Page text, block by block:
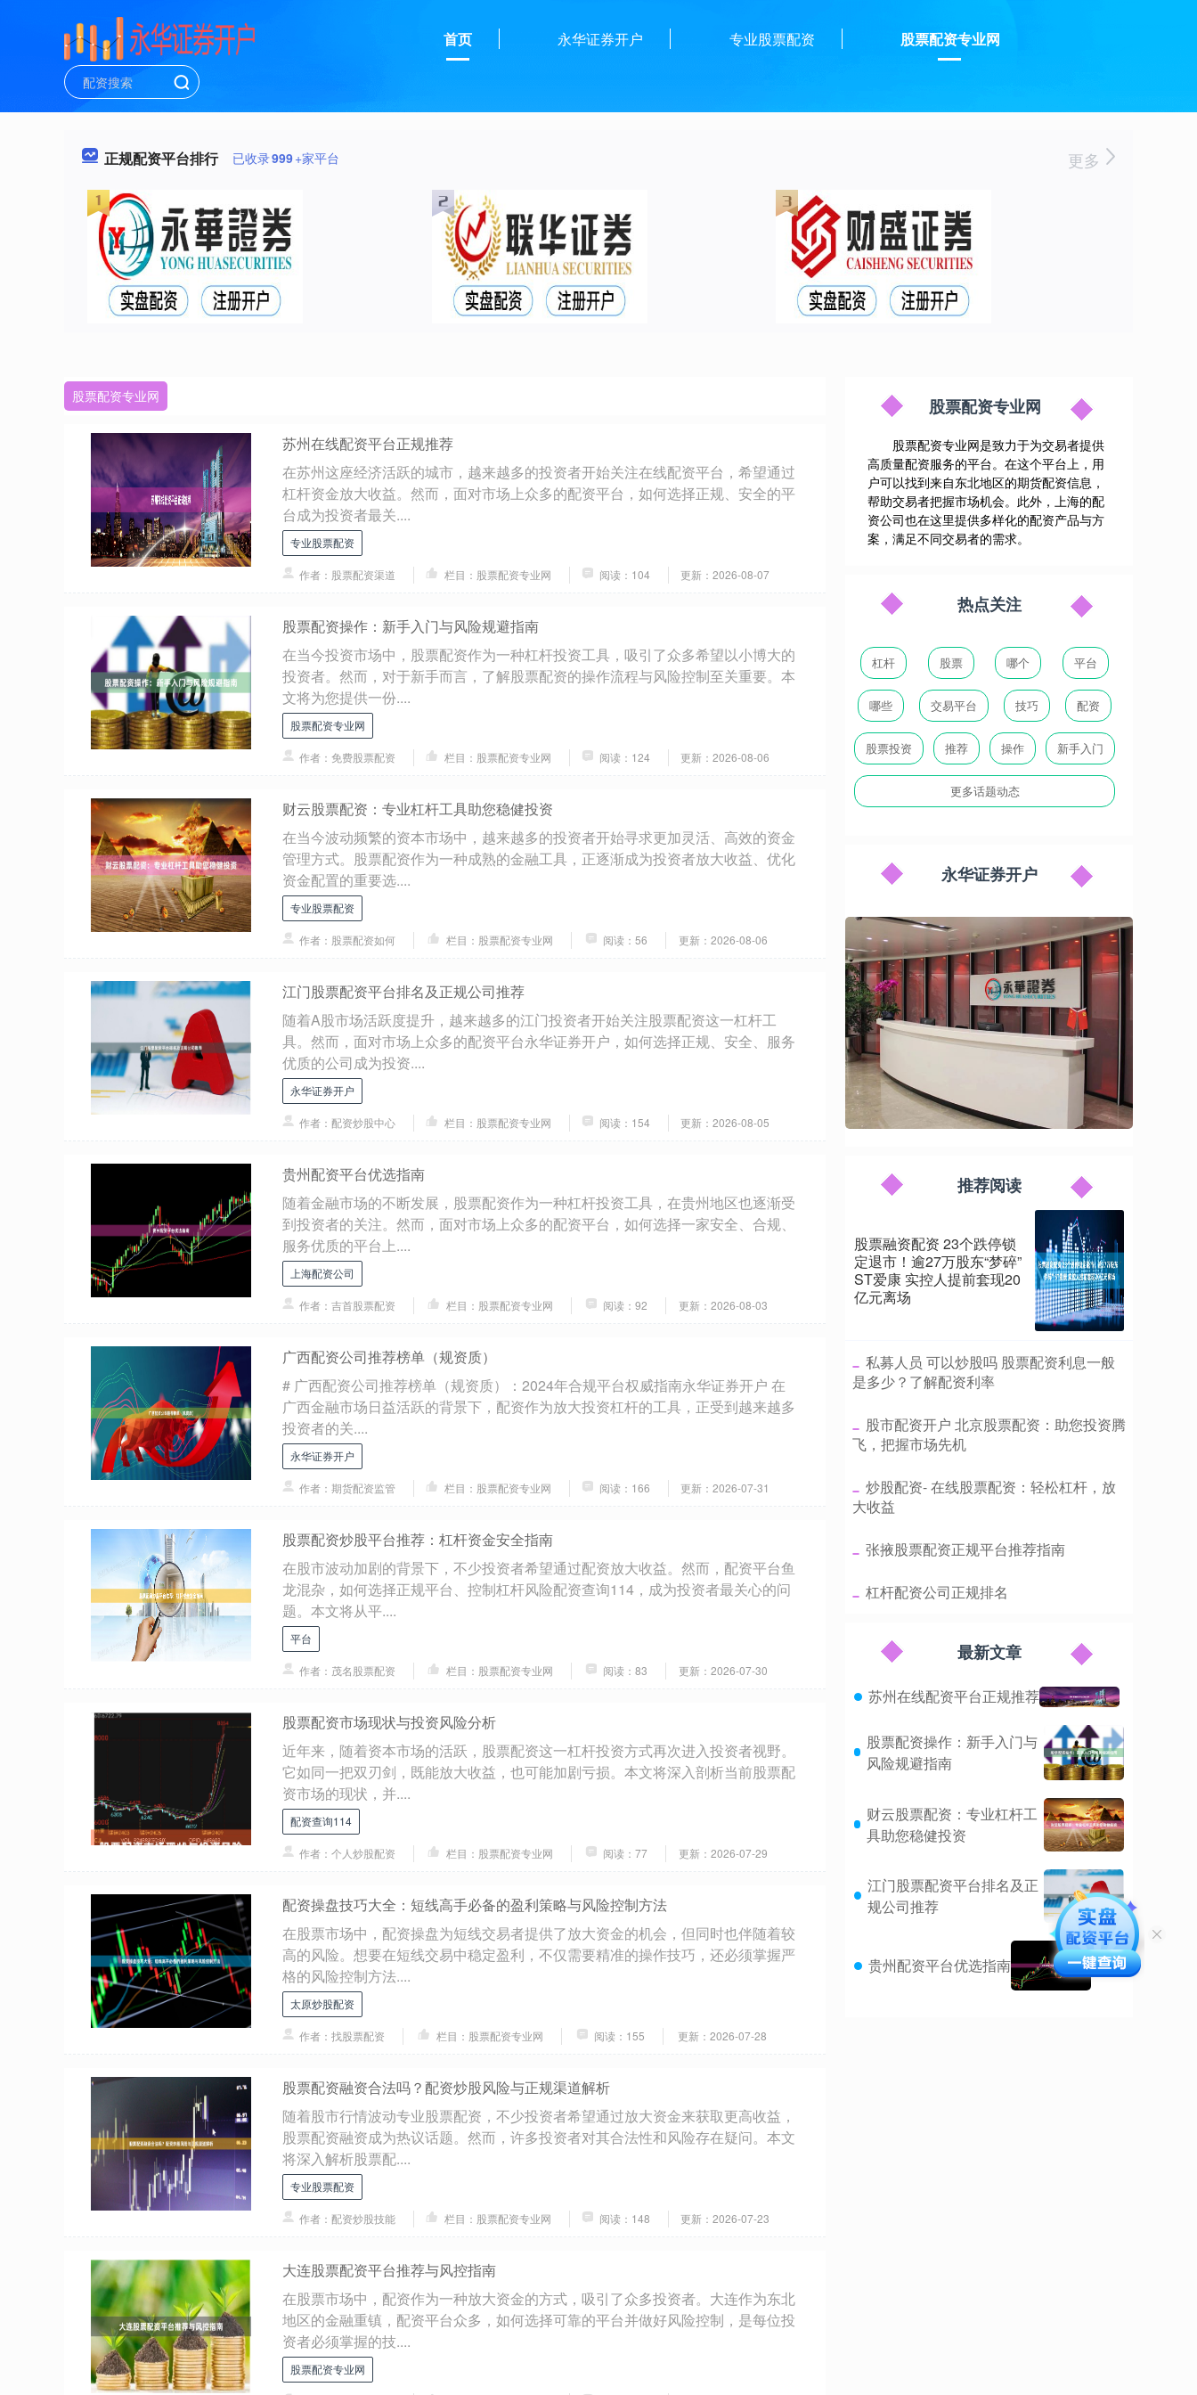
首页 永华证券开户 专业股票配资 股票配资专业网
正规配资平台排行 已收录999+家平台 更多
股票配资专业网
苏州在线配资平台正规推荐
在苏州这座经济活跃的城市，越来越多的投资者开始关注在线配资平台，希望通过
杠杆资金放大收益。然而，面对市场上众多的配资平台，如何选择正规、安全的平
台成为投资者最关....
专业股票配资
作者：股票配资渠道 栏目：股票配资专业网 阅读：104 更新：2026-08-07
股票配资操作：新手入门与风险规避指南
在当今投资市场中，股票配资作为一种杠杆投资工具，吸引了众多希望以小博大的
投资者。然而，对于新手而言，了解股票配资的操作流程与风险控制至关重要。本
文将为您提供一份....
股票配资专业网
作者：免费股票配资 栏目：股票配资专业网 阅读：124 更新：2026-08-06
财云股票配资：专业杠杆工具助您稳健投资
在当今波动频繁的资本市场中，越来越多的投资者开始寻求更加灵活、高效的资金
管理方式。股票配资作为一种成熟的金融工具，正逐渐成为投资者放大收益、优化
资金配置的重要选....
专业股票配资
作者：股票配资如何 栏目：股票配资专业网 阅读：56 更新：2026-08-06
江门股票配资平台排名及正规公司推荐
随着A股市场活跃度提升，越来越多的江门投资者开始关注股票配资这一杠杆工
具。然而，面对市场上众多的配资平台永华证券开户，如何选择正规、安全、服务
优质的公司成为投资....
永华证券开户
作者：配资炒股中心 栏目：股票配资专业网 阅读：154 更新：2026-08-05
贵州配资平台优选指南
随着金融市场的不断发展，股票配资作为一种杠杆投资工具，在贵州地区也逐渐受
到投资者的关注。然而，面对市场上众多的配资平台，如何选择一家安全、合规、
服务优质的平台上....
上海配资公司
作者：吉首股票配资 栏目：股票配资专业网 阅读：92 更新：2026-08-03
广西配资公司推荐榜单（规资质）
# 广西配资公司推荐榜单（规资质）：2024年合规平台权威指南永华证券开户 在
广西金融市场日益活跃的背景下，配资作为放大投资杠杆的工具，正受到越来越多
投资者的关....
永华证券开户
作者：期货配资监管 栏目：股票配资专业网 阅读：166 更新：2026-07-31
股票配资炒股平台推荐：杠杆资金安全指南
在股市波动加剧的背景下，不少投资者希望通过配资放大收益。然而，配资平台鱼
龙混杂，如何选择正规平台、控制杠杆风险配资查询114，成为投资者最关心的问
题。本文将从平....
平台
作者：茂名股票配资 栏目：股票配资专业网 阅读：83 更新：2026-07-30
股票配资市场现状与投资风险分析
近年来，随着资本市场的活跃，股票配资这一杠杆投资方式再次进入投资者视野。
它如同一把双刃剑，既能放大收益，也可能加剧亏损。本文将深入剖析当前股票配
资市场的现状，并....
配资查询114
作者：个人炒股配资 栏目：股票配资专业网 阅读：77 更新：2026-07-29
配资操盘技巧大全：短线高手必备的盈利策略与风险控制方法
在股票市场中，配资操盘为短线交易者提供了放大资金的机会，但同时也伴随着较
高的风险。想要在短线交易中稳定盈利，不仅需要精准的操作技巧，还必须掌握严
格的风险控制方法....
太原炒股配资
作者：找股票配资 栏目：股票配资专业网 阅读：155 更新：2026-07-28
股票配资融资合法吗？配资炒股风险与正规渠道解析
随着股市行情波动专业股票配资，不少投资者希望通过放大资金来获取更高收益，
股票配资融资成为热议话题。然而，许多投资者对其合法性和风险存在疑问。本文
将深入解析股票配....
专业股票配资
作者：配资炒股技能 栏目：股票配资专业网 阅读：148 更新：2026-07-23
大连股票配资平台推荐与风控指南
在股票市场中，配资作为一种放大资金的方式，吸引了众多投资者。大连作为东北
地区的金融重镇，配资平台众多，如何选择可靠的平台并做好风险控制，是每位投
资者必须掌握的技....
股票配资专业网
股票配资专业网
股票配资专业网是致力于为交易者提供
高质量配资服务的平台。在这个平台上，用
户可以找到来自东北地区的期货配资信息，
帮助交易者把握市场机会。此外，上海的配
资公司也在这里提供多样化的配资产品与方
案，满足不同交易者的需求。
热点关注
杠杆 股票 哪个 平台
哪些 交易平台 技巧 配资
股票投资 推荐 操作 新手入门
更多话题动态
永华证券开户
推荐阅读
股票融资配资 23个跌停锁
定退市！逾27万股东“梦碎”
ST爱康 实控人提前套现20
亿元离场
​私募人员 可以炒股吗 股票配资利息一般
是多少？了解配资利率
​股市配资开户 北京股票配资：助您投资腾
飞，把握市场先机
​炒股配资- 在线股票配资：轻松杠杆，放
大收益
​张掖股票配资正规平台推荐指南
​杠杆配资公司正规排名
最新文章
苏州在线配资平台正规推荐
股票配资操作：新手入门与
风险规避指南
财云股票配资：专业杠杆工
具助您稳健投资
江门股票配资平台排名及正
规公司推荐
贵州配资平台优选指南